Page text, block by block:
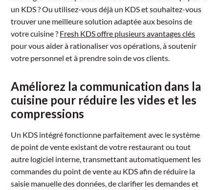
un KDS ? Ou utilisez-vous déjà un KDS et souhaitez-vous
trouver une meilleure solution adaptée aux besoins de
votre cuisine ? Fresh KDS offre plusieurs avantages clés
pour vous aider à rationaliser vos opérations, à soutenir
votre personnel et à prendre soin de vos clients.
Améliorez la communication dans la
cuisine pour réduire les vides et les
compressions
Un KDS intégré fonctionne parfaitement avec le système
de point de vente existant de votre restaurant ou tout
autre logiciel interne, transmettant automatiquement les
commandes du point de vente au KDS afin de réduire la
saisie manuelle des données, de clarifier les demandes et